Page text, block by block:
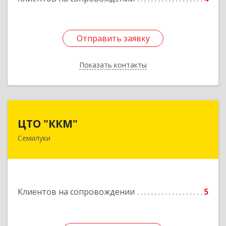
Отправить заявку
Показать контакты
Отправить заявку
Назад
ЦТО "ККМ"
Семилуки
Клиентов на сопровождении 5